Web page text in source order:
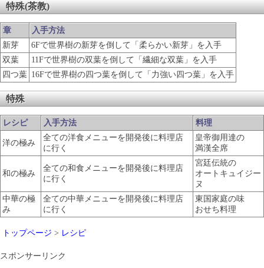
特殊(茶教)
章
入手方法
新芽
6Fで世界樹の新芽を倒して「柔らかい新芽」を入手
双葉
11Fで世界樹の双葉を倒して「繊細な双葉」を入手
四つ葉 16Fで世界樹の四つ葉を倒して「力強い四つ葉」を入手
特殊
レシピ 入手方法 料理
洋の極み
全ての洋食メニューを開発後に料理店
に行く
皇帝御用達の
満漢全席
和の極み
全ての和食メニューを開発後に料理店
に行く
宮廷伝統の
オートキュイジー
ヌ
中華の極
み
全ての中華メニューを開発後に料理店
に行く
東国家庭の味
おせち料理
トップページ > レシピ
スポンサーリンク